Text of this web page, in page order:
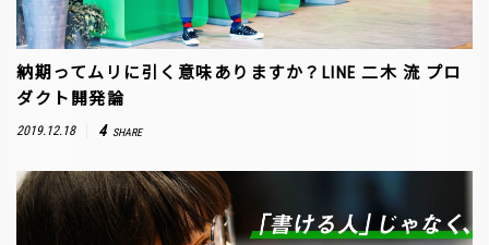
納期ってムリに引く意味ありますか？LINE 二木 流 プロ
ダクト開発論
2019.12.18 4 SHARE